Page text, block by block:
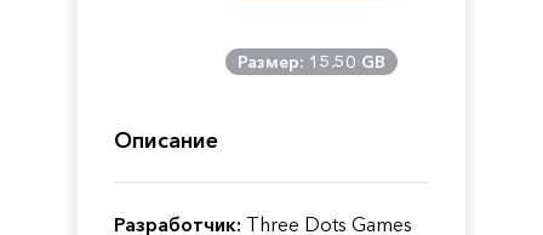
Размер: 15.50 GB
Описание
Разработчик: Three Dots Games